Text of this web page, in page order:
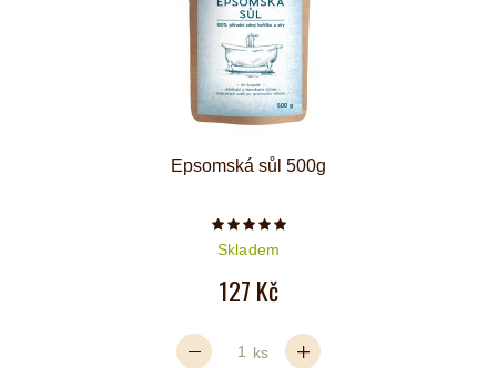
Epsomská sůl 500g
Počet hvězdiček je 5 z 5
Skladem
127 Kč
ks